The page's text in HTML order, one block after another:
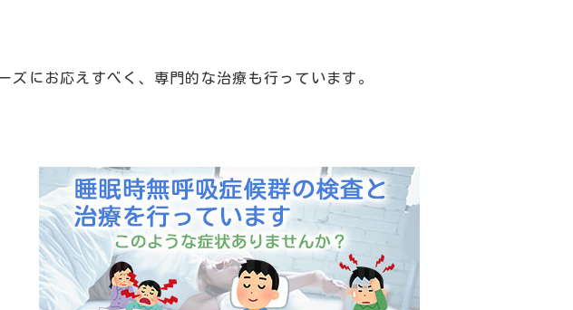
にお応えすべく、専門的な治療も行っています。